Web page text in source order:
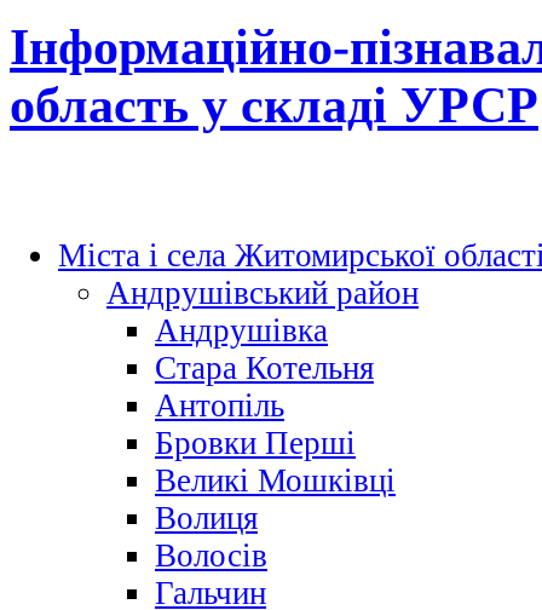
Інформаційно-
область у складі УРСР
Міста і села Житомирської
Андрушівський район
Андрушівка
Стара Котельня
Антопіль
Бровки Перші
Великі Мошківці
Волиця
Волосів
Гальчин